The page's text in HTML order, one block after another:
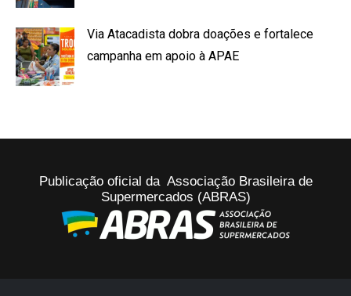
Via Atacadista dobra doações e fortalece
campanha em apoio à APAE
Publicação oficial da Associação Brasileira de
Supermercados (ABRAS)